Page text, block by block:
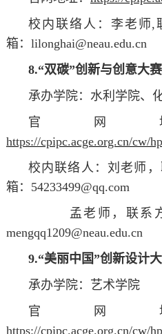
校内联络人：李老师,
箱：lilonghai@neau.edu.cn
8.“双碳”创新与创意大赛
承办学院：水利学院、
官网
https://cpipc.acge.org.cn/cw/
校内联络人：刘老师
箱：54233499@qq.com
孟老师 ，联系
mengqq1209@neau.edu.cn
9.“美丽中国”创新设计
承办学院：艺术学院
官网
https://cpipc.acge.org.cn/cw/